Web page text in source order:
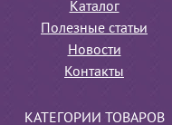
Каталог
Полезные статьи
Новости
Контакты
КАТЕГОРИИ ТОВАРОВ